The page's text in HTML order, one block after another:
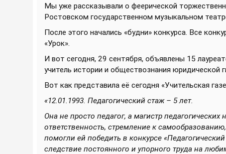
Мы уже рассказывали о феерической
Ростовском государственном музыкальном
После этого начались «будни» конкурса. Все
«Урок».
И вот сегодня, 29 сентября, объявлены 15
учитель истории и обществознания
Вот как представила её сегодня «Учительская
«12.01.1993. Педагогический стаж – 5 лет.
Она не просто педагог, а магистр
ответственность, стремление к
помогли ей победить в конкурсе
следствие постоянного и упорного труда на